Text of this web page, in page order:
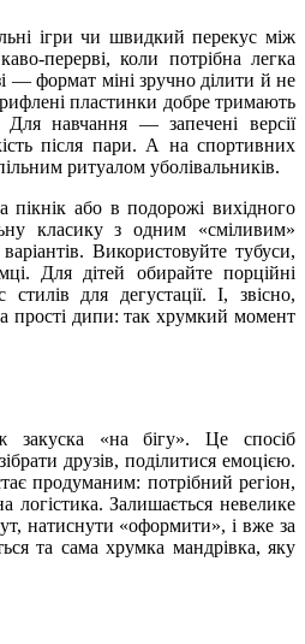
ігри чи швидкий перекус між
перерві, коли потрібна легка
— формат міні зручно ділити й не
пластинки добре тримають
навчання — запечені версії
після пари. А на спортивних
ритуалом уболівальників.
пікнік або в подорожі вихідного
класику з одним «сміливим»
Використовуйте тубуси,
Для дітей обирайте порційні
для дегустації. І, звісно,
прості дипи: так хрумкий момент
«на бігу». Це спосіб
друзів, поділитися емоцією.
продуманим: потрібний регіон,
логістика. Залишається невелике
натиснути «оформити», і вже за
та сама хрумка мандрівка, яку